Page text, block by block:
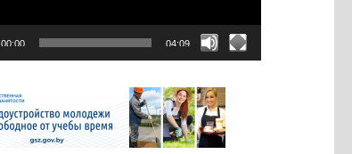
00:00 04:09